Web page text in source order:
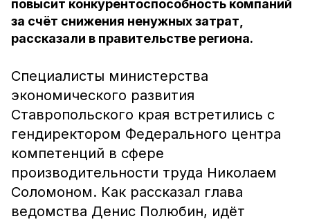
повысит конкурентоспособность компаний
за счёт снижения ненужных затрат,
рассказали в правительстве региона.
Специалисты министерства
экономического развития
Ставропольского края встретились с
гендиректором Федерального центра
компетенций в сфере
производительности труда Николаем
Соломоном. Как рассказал глава
ведомства Денис Полюбин, идёт